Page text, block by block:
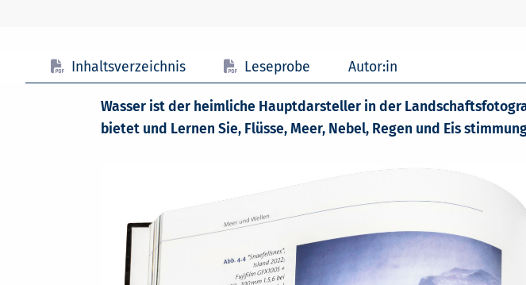
Inhaltsverzeichnis Leseprobe Autor:in
Wasser ist der heimliche Hauptdarsteller in der
bietet und Lernen Sie, Flüsse, Meer, Nebel, Regen und Eis